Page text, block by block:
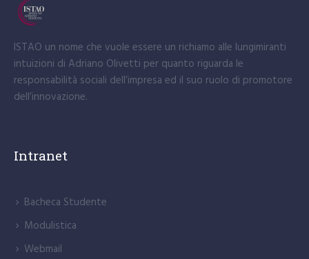
ISTAO un nome che vuole essere un richiamo alle lungimiranti
intuizioni di Adriano Olivetti per quanto riguarda le
responsabilità sociali dell’impresa ed il suo ruolo di promotore
dell’innovazione.
Intranet
Bacheca Studente
Modulistica
Webmail